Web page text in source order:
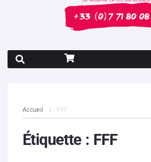
Contenus litigieux
Accueil FFF
Étiquette : FFF